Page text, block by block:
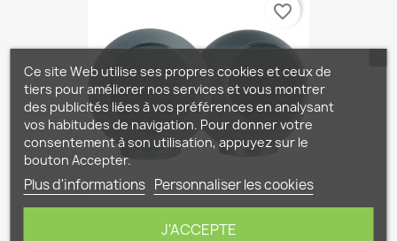
Elipson Planet L...
favorite_border
Ce site Web utilise ses propres cookies et ceux de
tiers pour améliorer nos services et vous montrer
des publicités liées à vos préférences en analysant
vos habitudes de navigation. Pour donner votre
consentement à son utilisation, appuyez sur le
bouton Accepter.
Plus d'informations Personnaliser les cookies
J'ACCEPTE